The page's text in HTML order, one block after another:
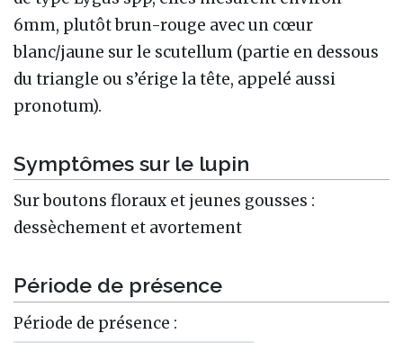
6mm, plutôt brun-rouge avec un cœur
blanc/jaune sur le scutellum (partie en dessous
du triangle ou s’érige la tête, appelé aussi
pronotum).
Symptômes sur le lupin
Sur boutons floraux et jeunes gousses :
dessèchement et avortement
Période de présence
Période de présence :